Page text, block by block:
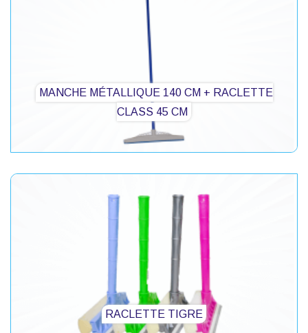
MANCHE MÉTALLIQUE 140 CM + RACLETTE
CLASS 45 CM
RACLETTE TIGRE